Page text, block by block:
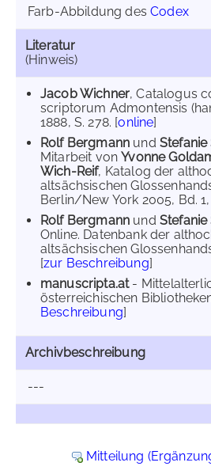
Farb-Abbildung desCodex
Literatur
(Hinweis)
Jacob Wichner, Catalogus
scriptorum Admontensis
1888, S. 278. [online]
Rolf Bergmann und Stefanie
Mitarbeit vonYvonne
Wich-Reif, Katalog der
altsächsischen
Berlin/New York 2005, Bd. 1,
Rolf Bergmann und Stefanie
Online. Datenbank der
altsächsischen
[zur Beschreibung]
manuscripta.at-
österreichischen
Beschreibung]
Archivbeschreibung
---
Mitteilung